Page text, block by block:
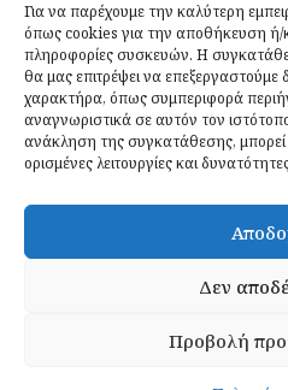
Για να παρέχουμε την καλύτερη
όπως cookies για την αποθήκευση
πληροφορίες συσκευών. Η
θα μας επιτρέψει να
χαρακτήρα, όπως συμπεριφορά
αναγνωριστικά σε αυτόν τον
ανάκληση της συγκατάθεσης,
ορισμένες λειτουργίες και
Δεν
Προβολή
Ιδανικές Τροφές 26 Ιουλίου 2026
Εγγραφείτε
Έχω διαβάσει και δέχομαι την